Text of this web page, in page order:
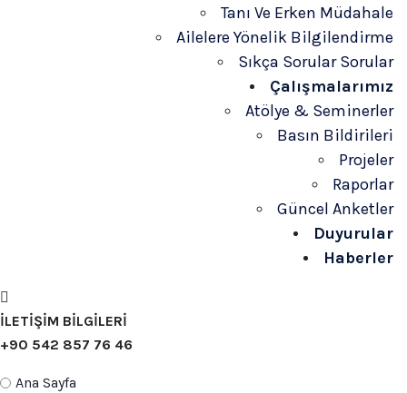
Tanı Ve Erken Müdahale
Ailelere Yönelik Bilgilendirme
Sıkça Sorular Sorular
Çalışmalarımız
Atölye & Seminerler
Basın Bildirileri
Projeler
Raporlar
Güncel Anketler
Duyurular
Haberler
İLETİŞİM BİLGİLERİ
+90 542 857 76 46
Ana Sayfa